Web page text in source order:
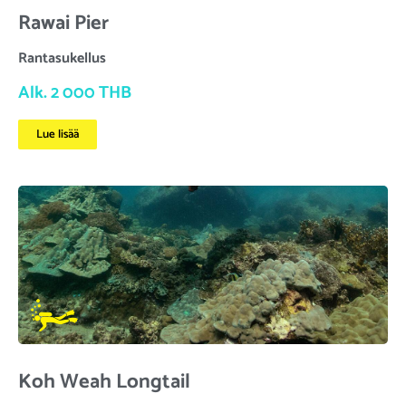
Rawai Pier
Rantasukellus
Alk. 2 000 THB
Lue lisää
Koh Weah Longtail